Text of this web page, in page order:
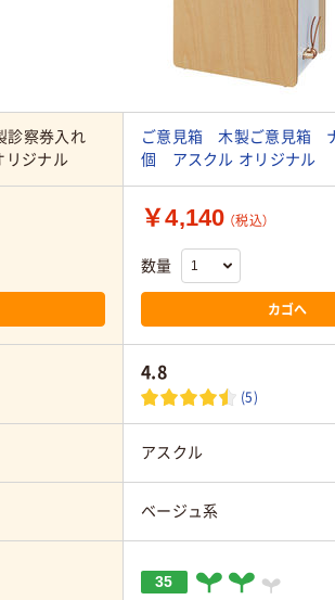
診察券入れ
ジナル
ご意見箱 木製ご意見箱
個 アスクル オリジナル
￥4,140 （税込）
数量
カゴへ
4.8
(5)
アスクル
ベージュ系
35